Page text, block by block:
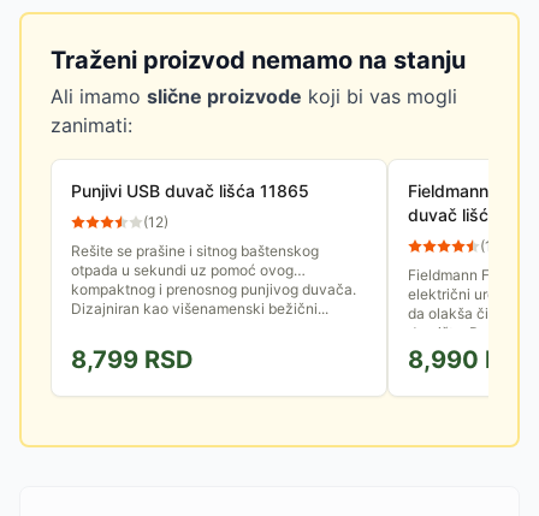
Traženi proizvod nemamo na stanju
Ali imamo slične proizvode koji bi vas mogli
zanimati:
Punjivi USB duvač lišća 11865
(12)
Rešite se prašine i sitnog baštenskog
otpada u sekundi uz pomoć ovog
kompaktnog i prenosnog punjivog duvača.
Dizajniran kao višenamenski bežični...
8,799 RSD
Fieldmann FZF
duvač lišća
(12
Fieldmann FZF
električni uređaj
da olakša čišćenje
dvorišta. Praktični
8,990 RSD